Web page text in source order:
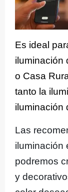
Es ideal
iluminación
o Casa
tanto la
iluminación
Las
iluminación
podremos
y